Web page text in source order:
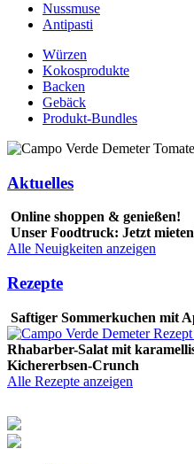
Nussmuse
Antipasti
Würzen
Kokosprodukte
Backen
Gebäck
Produkt-Bundles
Aktuelles
Online shoppen & genießen!
Unser Foodtruck: Jetzt
Alle Neuigkeiten anzeigen
Rezepte
Saftiger Sommerkuchen mit
Rhabarber-Salat mit
Kichererbsen-Crunch
Alle Rezepte anzeigen